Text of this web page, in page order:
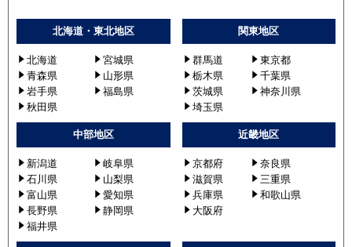
北海道・東北地区
北海道
宮城県
青森県
山形県
岩手県
福島県
秋田県
関東地区
群馬道
東京都
栃木県
千葉県
茨城県
神奈川県
埼玉県
中部地区
新潟道
岐阜県
石川県
山梨県
富山県
愛知県
長野県
静岡県
福井県
近畿地区
京都府
奈良県
滋賀県
三重県
兵庫県
和歌山県
大阪府